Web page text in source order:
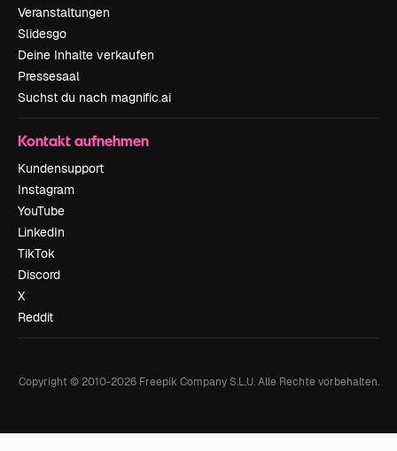
Veranstaltungen
Slidesgo
Deine Inhalte verkaufen
Pressesaal
Suchst du nach magnific.ai
Kontakt aufnehmen
Kundensupport
Instagram
YouTube
LinkedIn
TikTok
Discord
X
Reddit
Copyright © 2010-2026Freepik Company S.L.U. Alle Rechte vorbehalten.